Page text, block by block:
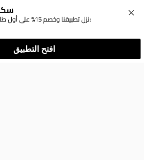
نزل تطبيقنا وخصم
افتح التطبيق